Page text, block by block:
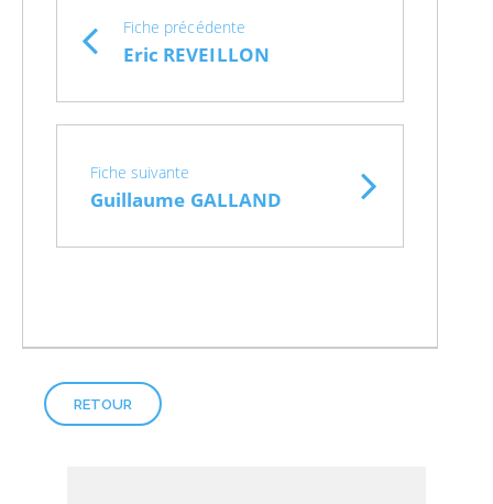
Fiche précédente
Eric REVEILLON
Fiche suivante
Guillaume GALLAND
RETOUR